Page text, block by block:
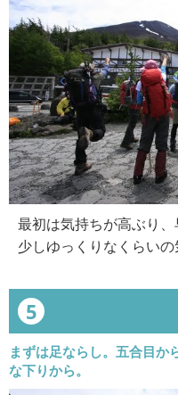
最初は気持ちが高ぶり、
少しゆっくりなくらいの
5
まずは足ならし。五合目か
な下りから。